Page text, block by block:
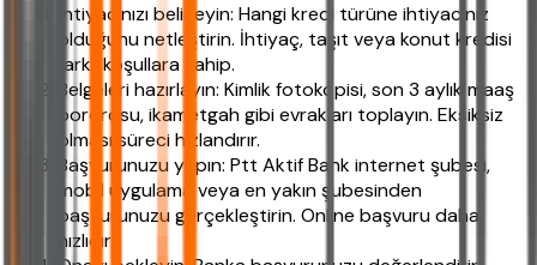
İhtiyacınızı belirleyin: Hangi kredi türüne ihtiyacınız
olduğunu netleştirin. İhtiyaç, taşıt veya konut kredisi
farklı koşullara sahip.
Belgeleri hazırlayın: Kimlik fotokopisi, son 3 aylık maaş
bordrosu, ikametgah gibi evrakları toplayın. Eksiksiz
olması süreci hızlandırır.
Başvurunuzu yapın: Ptt Aktif Bank internet şubesi,
mobil uygulama veya en yakın şubesinden
başvurunuzu gerçekleştirin. Online başvuru daha
hızlıdır.